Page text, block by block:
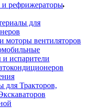
рефрижераторы
для
моторы вентиляторов
испарители
для Тракторов,